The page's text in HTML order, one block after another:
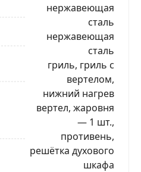
нержавеющая
сталь
нержавеющая
сталь
гриль, гриль с
вертелом,
нижний нагрев
вертел, жаровня
— 1 шт.,
противень,
решётка духового
шкафа